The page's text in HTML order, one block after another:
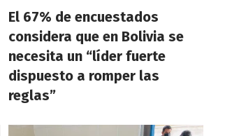
El 67% de encuestados
considera que en Bolivia se
necesita un “líder fuerte
dispuesto a romper las
reglas”